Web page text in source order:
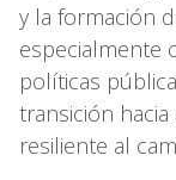
y la formación
especialmente
políticas
transición
resiliente al